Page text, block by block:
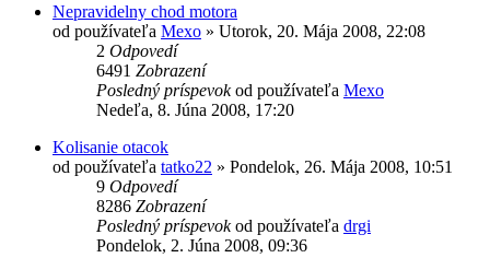
Nepravidelny chod motora
od používateľa Mexo » Utorok, 20. Mája 2008, 22:08
2 Odpovedí
6491 Zobrazení
Posledný príspevokod používateľa Mexo
Nedeľa, 8. Júna 2008, 17:20
Kolisanie otacok
od používateľa tatko22 » Pondelok, 26. Mája 2008, 10:51
9 Odpovedí
8286 Zobrazení
Posledný príspevokod používateľa drgi
Pondelok, 2. Júna 2008, 09:36